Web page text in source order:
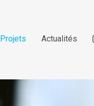
Projets Actualités